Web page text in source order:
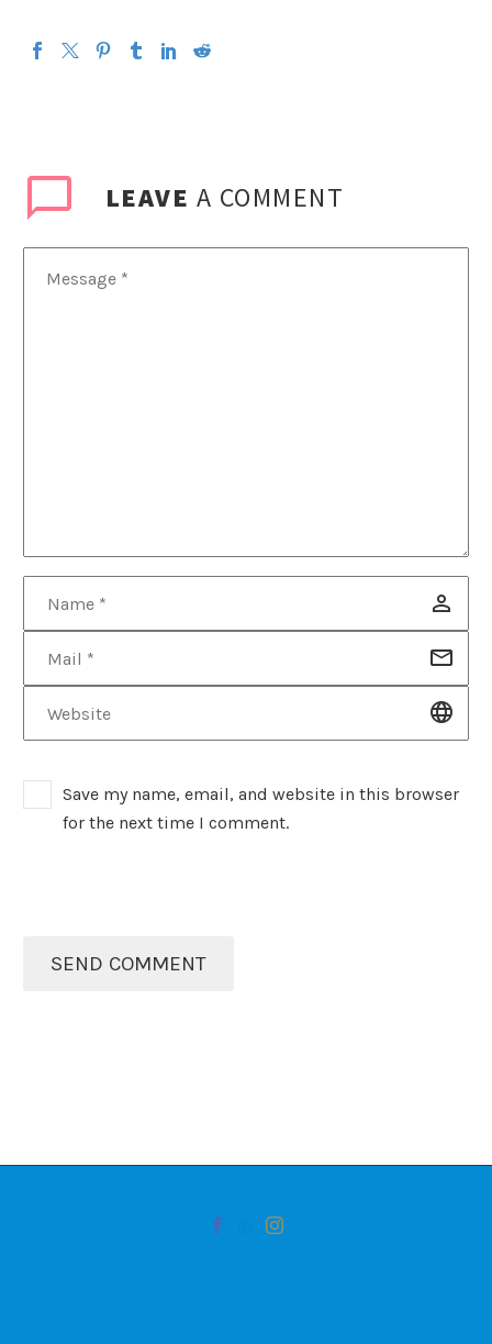
LEAVE A COMMENT
Save my name, email, and website in this browser
for the next time I comment.
SEND COMMENT